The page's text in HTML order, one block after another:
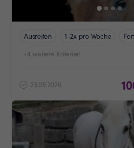
Ausreiten 1-2x pro Woche
+4 weitere Kriterien
23.05.2026